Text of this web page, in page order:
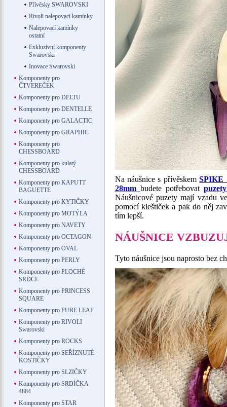
Přívěsky SWAROVSKI
Rivoli nalepovací kamínky
Nalepovací kamínky
ostatní
Exkluzívní komponenty
Swarovski
Inovace Swarovski
Komponenty pro
ČTVEREČEK
Komponenty pro DELTU
Komponenty pro DENTELLE
Komponenty pro GALACTIC
Komponenty pro GRAPHIC
Komponenty pro
CHESSBOARD
Komponenty pro kulatý
CHESSBOARD
Komponenty pro KAPUTT
BAGUETTE
Komponenty pro KYTIČKY
Komponenty pro MOTÝLA
Komponenty pro NAVETY
Komponenty pro OCTAGON
Komponenty pro OVAL
Komponenty pro PERLY
Komponenty pro PLOCHÉ
SRDCE
Komponenty pro PRINCESS
SQUARE
Komponenty pro PURE LEAF
Komponenty pro RIVOLI
Swarovski
Komponenty pro ROCKS
Komponenty pro SEŘÍZNUTÉ
KOSTIČKY
Komponenty pro SLZIČKY
Komponenty pro SRDÍČKA
4884
Komponenty pro STAR
Na náušnice s přívěskemSPIKE
28mm budete potřebovat
Náušnicové puzety mají vzadu
pomocí kleštiček a pak do něj
tím lepší.
NÁUŠNICE
Tyto náušnice jsou naprosto bez